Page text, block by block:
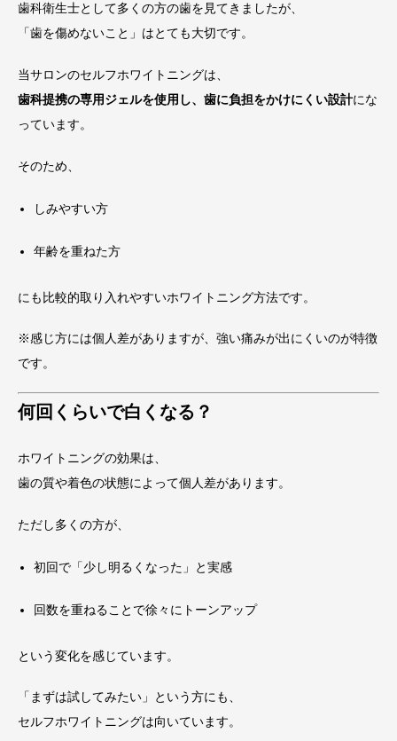
歯科衛生士として多くの方の歯を見てきましたが、
「歯を傷めないこと」はとても大切です。
当サロンのセルフホワイトニングは、
歯科提携の専用ジェルを使用し、歯に負担をかけにくい設計にな
っています。
そのため、
しみやすい方
年齢を重ねた方
にも比較的取り入れやすいホワイトニング方法です。
※感じ方には個人差がありますが、強い痛みが出にくいのが特徴
です。
何回くらいで白くなる？
ホワイトニングの効果は、
歯の質や着色の状態によって個人差があります。
ただし多くの方が、
初回で「少し明るくなった」と実感
回数を重ねることで徐々にトーンアップ
という変化を感じています。
「まずは試してみたい」という方にも、
セルフホワイトニングは向いています。